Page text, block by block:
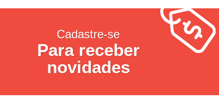
Cadastre-se
Para receber
novidades